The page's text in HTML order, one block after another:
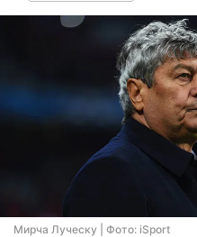
Мирча Луческу | Фото: iSport